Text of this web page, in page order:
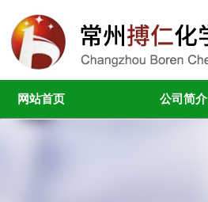
网站首页 公司简介